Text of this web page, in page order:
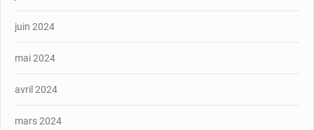
juin 2024
mai 2024
avril 2024
mars 2024